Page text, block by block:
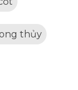
thủy